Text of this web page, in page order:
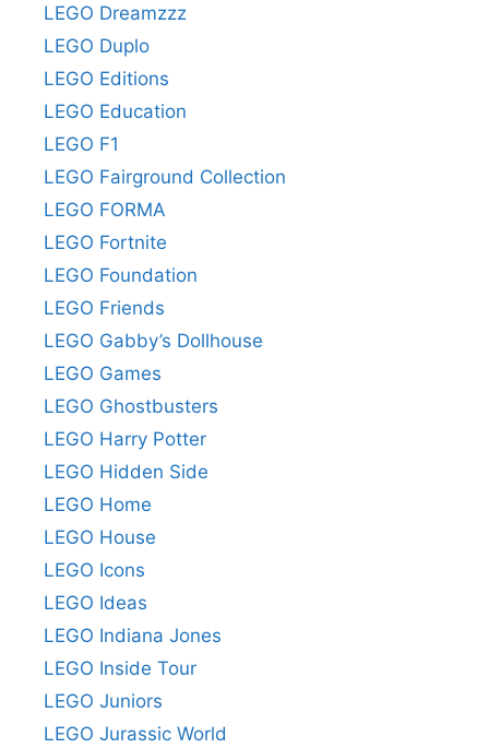
LEGO Dreamzzz
LEGO Duplo
LEGO Editions
LEGO Education
LEGO F1
LEGO Fairground Collection
LEGO FORMA
LEGO Fortnite
LEGO Foundation
LEGO Friends
LEGO Gabby’s Dollhouse
LEGO Games
LEGO Ghostbusters
LEGO Harry Potter
LEGO Hidden Side
LEGO Home
LEGO House
LEGO Icons
LEGO Ideas
LEGO Indiana Jones
LEGO Inside Tour
LEGO Juniors
LEGO Jurassic World